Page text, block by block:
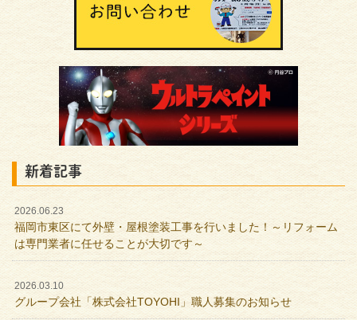
新着記事
2026.06.23
福岡市東区にて外壁・屋根塗装工事を行いました！～リフォーム
は専門業者に任せることが大切です～
2026.03.10
グループ会社「株式会社TOYOHI」職人募集のお知らせ